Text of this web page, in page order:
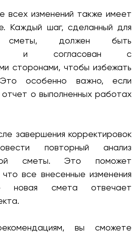
всех изменений также имеет
Каждый шаг, сделанный для
сметы, должен быть
и согласован с
сторонами, чтобы избежать
Это особенно важно, если
отчет о выполненных работах
завершения корректировок
повторный анализ
сметы. Это поможет
все внесенные изменения
смета отвечает
вы сможете